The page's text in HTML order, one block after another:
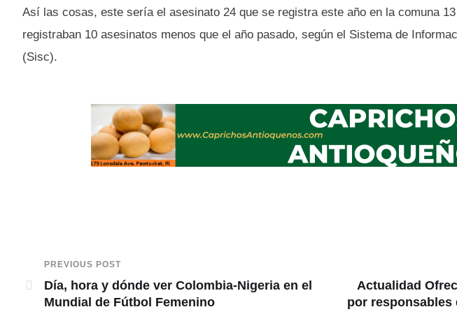
Así las cosas, este sería el asesinato 24 que se registra este año en la comuna
registraban 10 asesinatos menos que el año pasado, según el Sistema de
(Sisc).
PREVIOUS POST
Día, hora y dónde ver Colombia-Nigeria en el
Mundial de Fútbol Femenino
Actualidad
por responsables